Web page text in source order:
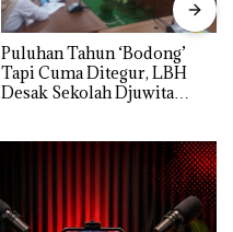
Puluhan Tahun ‘Bodong’
Tapi Cuma Ditegur, LBH
Desak Sekolah Djuwita